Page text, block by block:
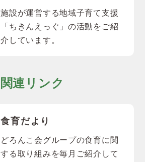
施設が運営する地域子育て支援
「ちきんえっぐ」の活動をご紹
介しています。
関連リンク
食育だより
どろんこ会グループの食育に関
する取り組みを毎月ご紹介して